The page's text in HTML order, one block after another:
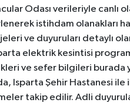
Odası verileriyle canlı
istihdam olanakları
ve duyuruları detaylı
elektrik kesintisi
ve sefer bilgileri burada
Isparta Şehir Hastanesi
takip edilir. Adli